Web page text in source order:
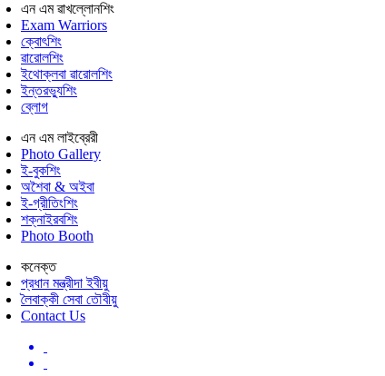
এন এম ৱাখল্লোনশিং
Exam Warriors
ক্বোৎশিং
ৱারোলশিং
ইথোক্লবা ৱারোলশিং
ইন্তরভ্যুশিং
ব্লোগ
এন এম লাইব্রেরী
Photo Gallery
ই-বুকশিং
অশৈবা & অইবা
ই-গ্রীতিংশিং
শক্নাইরবশিং
Photo Booth
কনেক্ত
প্রধান মন্ত্রীদা ইবীয়ু
লৈবাক্কী সেবা তৌবীয়ু
Contact Us